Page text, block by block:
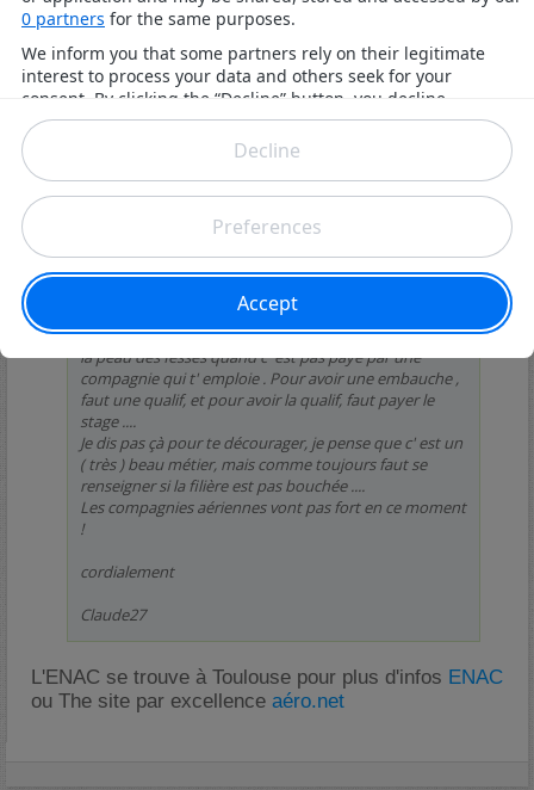
Envoyé par claude27
la filière c' est :" l' ENAC" , Ecole Nationale de l' Aviation
Civile., çà devrait être à Salons de Provence ??? mais je
suis plus sur . On y intègre surement après une prépa .
faut aller sur le site de l' école .
J' ai fait un peu de pilotage depuis un an. Mon
moniteur est diplômé et a env 30 / 35 ans . Il n' a
toujours pas de job comme pilote de ligne . C' est
galère parail il, il y a trop de pilotes pour le nombre de
petite école de pilotage à ROUEN , donner des cours
reconnaissance de lignes pour l' edf et de pipes pour
les industries pétrolières . Il vole...., mais pas comme il
souhaiterais . En plus il faut faire des stages de qualif
sur gros appareils, sur simulateur, parait que çà coute
la peau des fesses quand c' est pas payé par une
compagnie qui t' emploie . Pour avoir une embauche ,
faut une qualif, et pour avoir la qualif, faut payer le
stage ....
Je dis pas çà pour te décourager, je pense que c' est un
( très ) beau métier, mais comme toujours faut se
renseigner si la filière est pas bouchée ....
Les compagnies aériennes vont pas fort en ce moment
!
cordialement
Claude27
L'ENAC se trouve à Toulouse pour plus d'infos ENAC
ou The site par excellence aéro.net